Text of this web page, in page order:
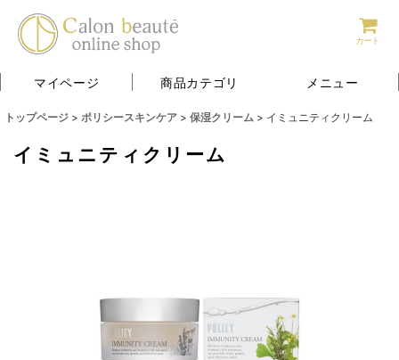
カート
マイページ 商品カテゴリ メニュー
トップページ > ポリシースキンケア > 保湿クリーム > イミュニティクリーム
イミュニティクリーム